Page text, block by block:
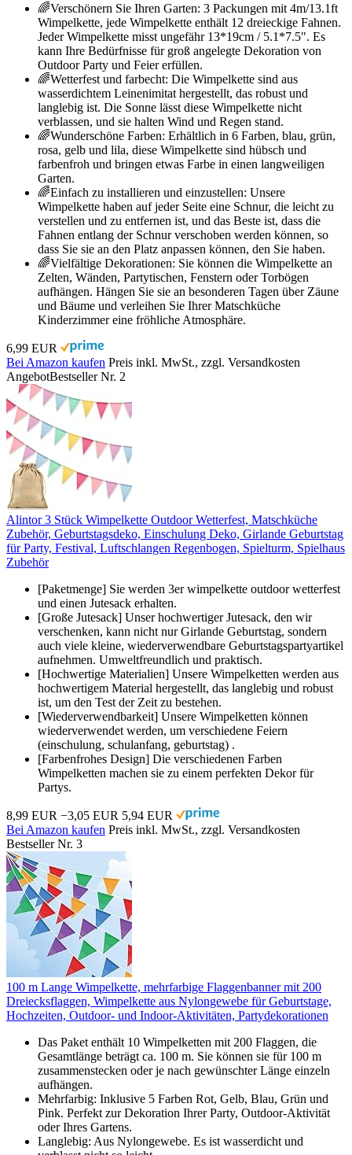
🌈Verschönern Sie Ihren Garten: 3 Packungen mit 4m/13.1ft
Wimpelkette, jede Wimpelkette enthält 12 dreieckige Fahnen.
Jeder Wimpelkette misst ungefähr 13*19cm / 5.1*7.5". Es
kann Ihre Bedürfnisse für groß angelegte Dekoration von
Outdoor Party und Feier erfüllen.
🌈Wetterfest und farbecht: Die Wimpelkette sind aus
wasserdichtem Leinenimitat hergestellt, das robust und
langlebig ist. Die Sonne lässt diese Wimpelkette nicht
verblassen, und sie halten Wind und Regen stand.
🌈Wunderschöne Farben: Erhältlich in 6 Farben, blau, grün,
rosa, gelb und lila, diese Wimpelkette sind hübsch und
farbenfroh und bringen etwas Farbe in einen langweiligen
Garten.
🌈Einfach zu installieren und einzustellen: Unsere
Wimpelkette haben auf jeder Seite eine Schnur, die leicht zu
verstellen und zu entfernen ist, und das Beste ist, dass die
Fahnen entlang der Schnur verschoben werden können, so
dass Sie sie an den Platz anpassen können, den Sie haben.
🌈Vielfältige Dekorationen: Sie können die Wimpelkette an
Zelten, Wänden, Partytischen, Fenstern oder Torbögen
aufhängen. Hängen Sie sie an besonderen Tagen über Zäune
und Bäume und verleihen Sie Ihrer Matschküche
Kinderzimmer eine fröhliche Atmosphäre.
6,99 EUR
Bei Amazon kaufen Preis inkl. MwSt., zzgl. Versandkosten
AngebotBestseller Nr. 2
Alintor 3 Stück Wimpelkette Outdoor Wetterfest, Matschküche
Zubehör, Geburtstagsdeko, Einschulung Deko, Girlande Geburtstag
für Party, Festival, Luftschlangen Regenbogen, Spielturm, Spielhaus
Zubehör
[Paketmenge] Sie werden 3er wimpelkette outdoor wetterfest
und einen Jutesack erhalten.
[Große Jutesack] Unser hochwertiger Jutesack, den wir
verschenken, kann nicht nur Girlande Geburtstag, sondern
auch viele kleine, wiederverwendbare Geburtstagspartyartikel
aufnehmen. Umweltfreundlich und praktisch.
[Hochwertige Materialien] Unsere Wimpelketten werden aus
hochwertigem Material hergestellt, das langlebig und robust
ist, um den Test der Zeit zu bestehen.
[Wiederverwendbarkeit] Unsere Wimpelketten können
wiederverwendet werden, um verschiedene Feiern
(einschulung, schulanfang, geburtstag) .
[Farbenfrohes Design] Die verschiedenen Farben
Wimpelketten machen sie zu einem perfekten Dekor für
Partys.
8,99 EUR −3,05 EUR 5,94 EUR
Bei Amazon kaufen Preis inkl. MwSt., zzgl. Versandkosten
Bestseller Nr. 3
100 m Lange Wimpelkette, mehrfarbige Flaggenbanner mit 200
Dreiecksflaggen, Wimpelkette aus Nylongewebe für Geburtstage,
Hochzeiten, Outdoor- und Indoor-Aktivitäten, Partydekorationen
Das Paket enthält 10 Wimpelketten mit 200 Flaggen, die
Gesamtlänge beträgt ca. 100 m. Sie können sie für 100 m
zusammenstecken oder je nach gewünschter Länge einzeln
aufhängen.
Mehrfarbig: Inklusive 5 Farben Rot, Gelb, Blau, Grün und
Pink. Perfekt zur Dekoration Ihrer Party, Outdoor-Aktivität
oder Ihres Gartens.
Langlebig: Aus Nylongewebe. Es ist wasserdicht und